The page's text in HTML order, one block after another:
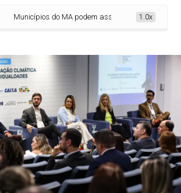
Municípios do MA podem assinar compromissos
1.0x